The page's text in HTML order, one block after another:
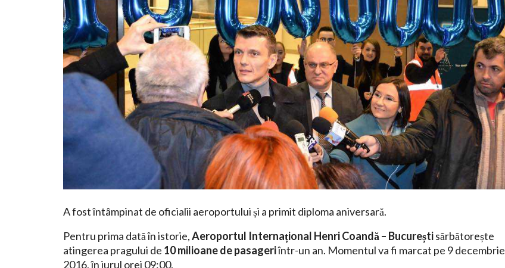
A fost întâmpinat de oficialii aeroportului și a primit diploma aniversară.
Pentru prima dată în istorie,Aeroportul Internațional Henri Coandă – Bucureștisărbătorește
atingerea pragului de 10 milioane de pasageriîntr-un an. Momentul va fi marcat pe 9 decembrie
2016, în jurul orei 09:00.